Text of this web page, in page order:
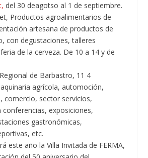
del 30 deagotso al 1 de septiembre.
Productos agroalimentarios de
artesana de productos de
con degustaciones, talleres
de la cerveza. De 10 a 14 y de
de Barbastro, 11 4
agrícola, automoción,
comercio, sector servicios,
conferencias, exposiciones,
gastronómicas,
etc.
este año la Villa Invitada de FERMA,